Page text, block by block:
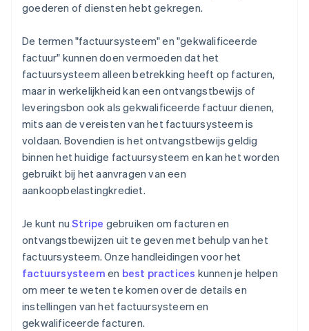
goederen of diensten hebt gekregen.
De termen "factuursysteem" en "gekwalificeerde
factuur" kunnen doen vermoeden dat het
factuursysteem alleen betrekking heeft op facturen,
maar in werkelijkheid kan een ontvangstbewijs of
leveringsbon ook als gekwalificeerde factuur dienen,
mits aan de vereisten van het factuursysteem is
voldaan. Bovendien is het ontvangstbewijs geldig
binnen het huidige factuursysteem en kan het worden
gebruikt bij het aanvragen van een
aankoopbelastingkrediet.
Je kunt nuStripe gebruiken om facturen en
ontvangstbewijzen uit te geven met behulp van het
factuursysteem. Onze handleidingen voor het
factuursysteem en best practices kunnen je helpen
om meer te weten te komen over de details en
instellingen van het factuursysteem en
gekwalificeerde facturen.